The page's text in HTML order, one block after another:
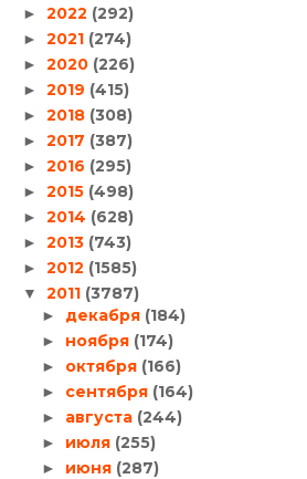
► 2022 (292)
► 2021 (274)
► 2020 (226)
► 2019 (415)
► 2018 (308)
► 2017 (387)
► 2016 (295)
► 2015 (498)
► 2014 (628)
► 2013 (743)
► 2012 (1585)
▼ 2011 (3787)
► декабря (184)
► ноября (174)
► октября (166)
► сентября (164)
► августа (244)
► июля (255)
► июня (287)